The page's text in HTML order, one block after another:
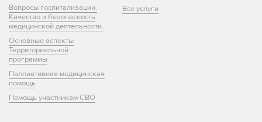
Вопросы госпитализации.
Качество и безопасность
медицинской деятельности.
Основные аспекты
Территориальной
программы
Паллиативная медицинская
помощь
Помощь участникам СВО
Все услуги